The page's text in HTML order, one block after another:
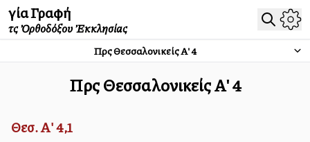
Ἁγία Γραφή
τῆς Ὀρθοδόξου Ἐκκλησίας
Πρὸς Θεσσαλονικείς Α'4
Πρὸς Θεσσαλονικείς Α'4
Θεσ. Α' 4,1